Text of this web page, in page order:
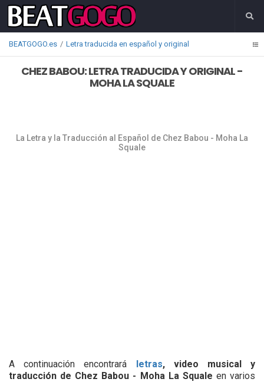
BEATGOGO.es Letra traducida en español y original
CHEZ BABOU: LETRA TRADUCIDA Y ORIGINAL -
MOHA LA SQUALE
La Letra y la Traducción al Español de Chez Babou - Moha La
Squale
A continuación encontrará letras, video musical y
traducción de Chez Babou - Moha La Squale en varios